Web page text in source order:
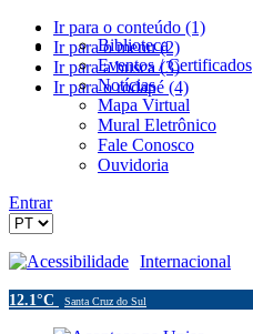
Ir para o conteúdo (1)
Ir para o menu (2)
Ir para a busca (3)
Ir para o rodapé (4)
Biblioteca
Eventos / Certificados
Notícias
Mapa Virtual
Mural Eletrônico
Fale Conosco
Ouvidoria
Entrar
Acessibilidade Internacional
12.1°C Santa Cruz do Sul